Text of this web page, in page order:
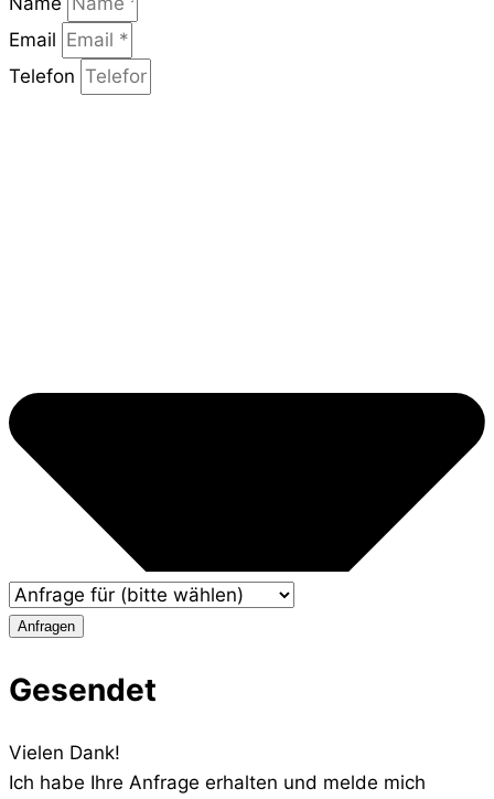
Email
Telefon
Anfragen
Gesendet
Vielen Dank!
Ich habe Ihre Anfrage erhalten und melde mich